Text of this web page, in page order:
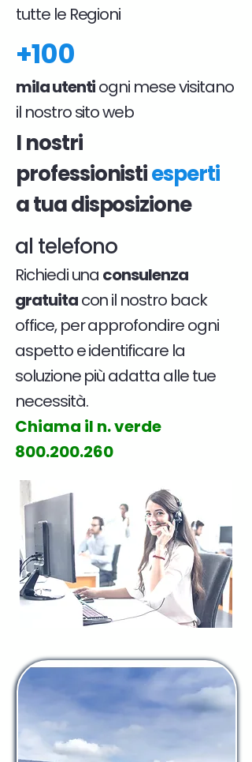
tutte le Regioni
+100
mila utentiogni mese visitano
il nostro sito web
I nostri
professionistiesperti
a tua disposizione
al telefono
Richiedi una consulenza
gratuitacon il nostro back
office, per approfondire ogni
aspetto e identificare la
soluzione più adatta alle tue
necessità.
Chiama il n. verde
800.200.260